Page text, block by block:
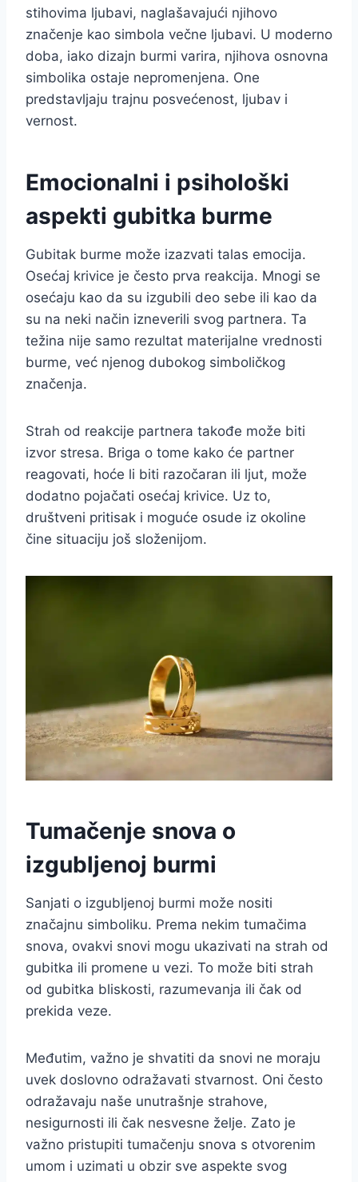
stihovima ljubavi, naglašavajući njihovo
značenje kao simbola večne ljubavi. U moderno
doba, iako dizajn burmi varira, njihova osnovna
simbolika ostaje nepromenjena. One
predstavljaju trajnu posvećenost, ljubav i
vernost.
Emocionalni i psihološki
aspekti gubitka burme
Gubitak burme može izazvati talas emocija.
Osećaj krivice je često prva reakcija. Mnogi se
osećaju kao da su izgubili deo sebe ili kao da
su na neki način izneverili svog partnera. Ta
težina nije samo rezultat materijalne vrednosti
burme, već njenog dubokog simboličkog
značenja.
Strah od reakcije partnera takođe može biti
izvor stresa. Briga o tome kako će partner
reagovati, hoće li biti razočaran ili ljut, može
dodatno pojačati osećaj krivice. Uz to,
društveni pritisak i moguće osude iz okoline
čine situaciju još složenijom.
Tumačenje snova o
izgubljenoj burmi
Sanjati o izgubljenoj burmi može nositi
značajnu simboliku. Prema nekim tumačima
snova, ovakvi snovi mogu ukazivati na strah od
gubitka ili promene u vezi. To može biti strah
od gubitka bliskosti, razumevanja ili čak od
prekida veze.
Međutim, važno je shvatiti da snovi ne moraju
uvek doslovno odražavati stvarnost. Oni često
odražavaju naše unutrašnje strahove,
nesigurnosti ili čak nesvesne želje. Zato je
važno pristupiti tumačenju snova s otvorenim
umom i uzimati u obzir sve aspekte svog